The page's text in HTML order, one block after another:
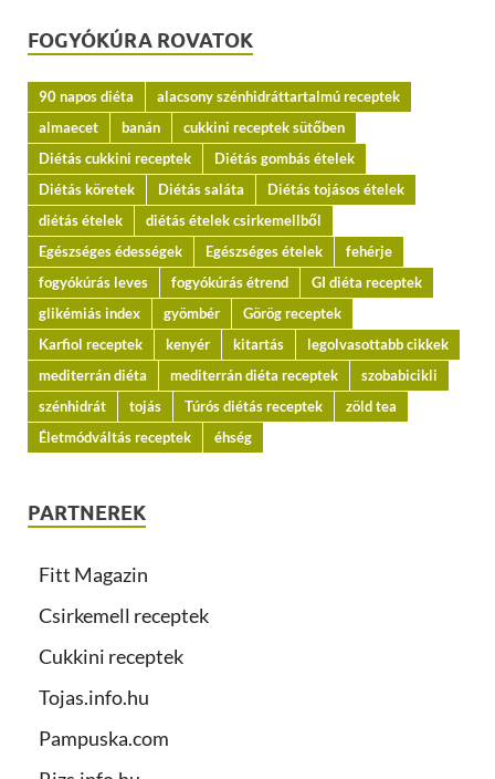
FOGYÓKÚRA ROVATOK
90 napos diéta
alacsony szénhidráttartalmú receptek
almaecet
banán
cukkini receptek sütőben
Diétás cukkini receptek
Diétás gombás ételek
Diétás köretek
Diétás saláta
Diétás tojásos ételek
diétás ételek
diétás ételek csirkemellből
Egészséges édességek
Egészséges ételek
fehérje
fogyókúrás leves
fogyókúrás étrend
GI diéta receptek
glikémiás index
gyömbér
Görög receptek
Karfiol receptek
kenyér kitartás
legolvasottabb cikkek
mediterrán diéta
mediterrán diéta receptek
szobabicikli
szénhidrát
tojás Túrós diétás receptek
zöld tea
Életmódváltás receptek
éhség
PARTNEREK
Fitt Magazin
Csirkemell receptek
Cukkini receptek
Tojas.info.hu
Pampuska.com